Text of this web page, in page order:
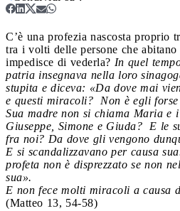
C’è una profezia nascosta proprio
tra i volti delle persone che
impedisce di vederla? In quel
patria insegnava nella loro
stupita e diceva: «Da dove mai
e questi miracoli? Non è egli
Sua madre non si chiama Maria e
Giuseppe, Simone e Giuda? E le
fra noi? Da dove gli vengono
E si scandalizzavano per causa
profeta non è disprezzato se non
sua».
E non fece molti miracoli a causa
(Matteo 13, 54-58)